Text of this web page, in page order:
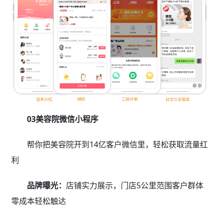
03美容院微信小程序
帮你把美容院开到14亿客户微信里，轻松获取流量红
利
品牌曝光： 店铺实力展示，门店5公里范围客户群体
零成本轻松触达